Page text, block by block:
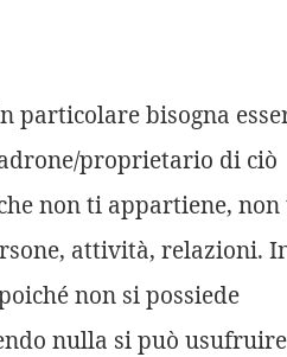
particolare bisogna
proprietario di ciò
non ti appartiene,
attività, relazioni.
non si possiede
nulla si può usufruire